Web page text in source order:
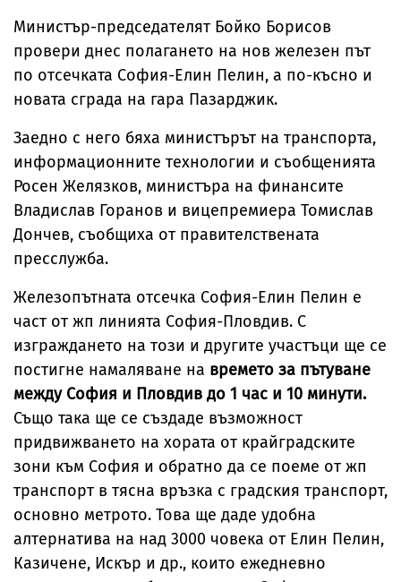
Министър-председателят Бойко Борисов
провери днес полагането на нов железен път
по отсечката София-Елин Пелин, а по-късно и
новата сграда на гара Пазарджик.
Заедно с него бяха министърът на транспорта,
информационните технологии и съобщенията
Росен Желязков, министъра на финансите
Владислав Горанов и вицепремиера Томислав
Дончев, съобщиха от правителствената
пресслужба.
Железопътната отсечка София-Елин Пелин е
част от жп линията София-Пловдив. С
изграждането на този и другите участъци ще се
постигне намаляване на времето за пътуване
между София и Пловдив до 1 час и 10 минути.
Също така ще се създаде възможност
придвижването на хората от крайградските
зони към София и обратно да се поеме от жп
транспорт в тясна връзка с градския транспорт,
основно метрото. Това ще даде удобна
алтернатива на над 3000 човека от Елин Пелин,
Казичене, Искър и др., които ежедневно